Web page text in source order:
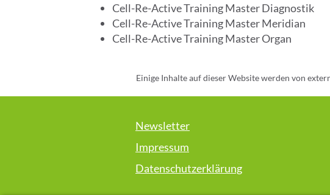
Cell-Re-Active Training Master Diagnostik
Cell-Re-Active Training Master Meridian
Cell-Re-Active Training Master Organ
Einige Inhalte auf dieser Website werden von
Newsletter
Impressum
Datenschutzerklärung